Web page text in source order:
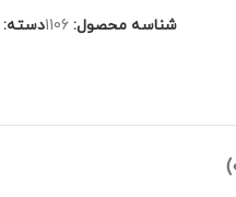
شناسه محصول: 1106دسته: